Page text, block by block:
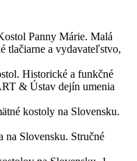
Panny Márie. Malá
tlačiarne a vydavateľstvo,
Historické a funkčné
& Ústav dejín umenia
kostoly na Slovensku.
na Slovensku. Stručné